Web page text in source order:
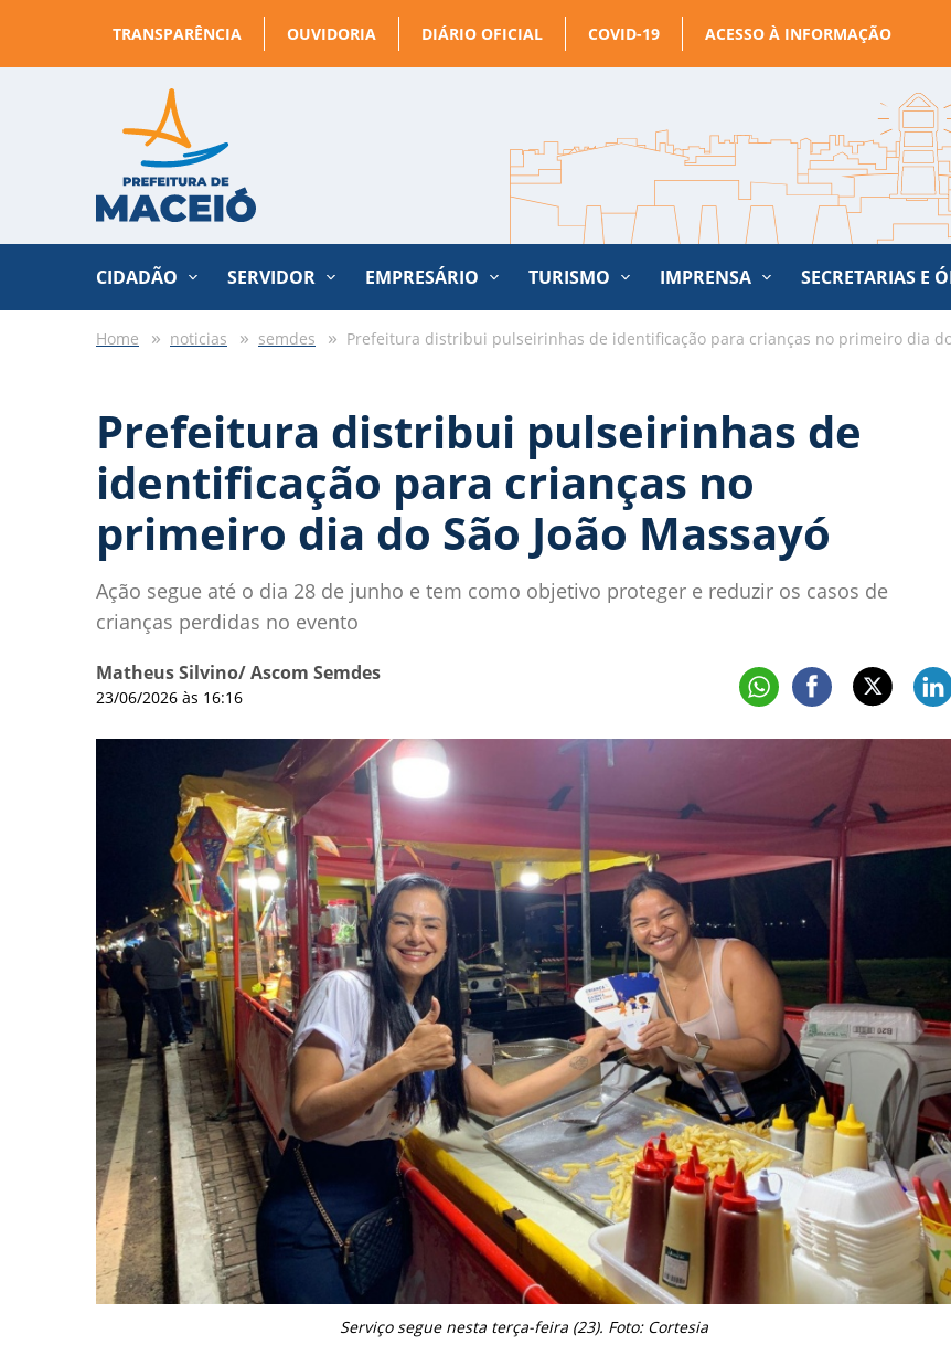
TRANSPARÊNCIA OUVIDORIA DIÁRIO OFICIAL COVID-19 ACESSO À INFORMAÇÃO
CIDADÃO SERVIDOR EMPRESÁRIO TURISMO IMPRENSA SECRETARIAS E
Home noticias semdes Prefeitura distribui pulseirinhas de identificação para crianças no primeiro dia do
Prefeitura distribui pulseirinhas de
identificação para crianças no
primeiro dia do São João Massayó
Ação segue até o dia 28 de junho e tem como objetivo proteger e reduzir os casos de
crianças perdidas no evento
Matheus Silvino/ Ascom Semdes
23/06/2026 às 16:16
Serviço segue nesta terça-feira (23). Foto: Cortesia